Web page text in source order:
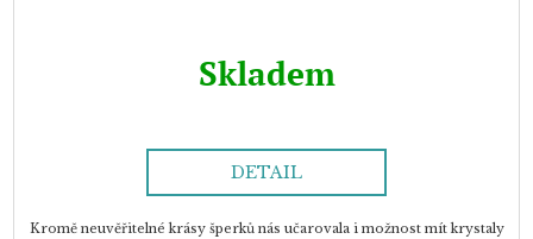
Skladem
DETAIL
Kromě neuvěřitelné krásy šperků nás učarovala i možnost mít krystaly